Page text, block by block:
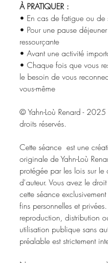
À PRATIQUER :
• En cas de fatigue ou de
• Pour une pause déjeuner
ressourçante
• Avant une activité
• Chaque fois que vous
le besoin de vous
vous-même
© Yahn-Loù Renard - 2025
droits réservés.
Cette séance est une
originale de Yahn-Loù
protégée par les lois sur le
d'auteur. Vous avez le
cette séance
fins personnelles et
reproduction, distribution
utilisation publique sans
préalable est strictement